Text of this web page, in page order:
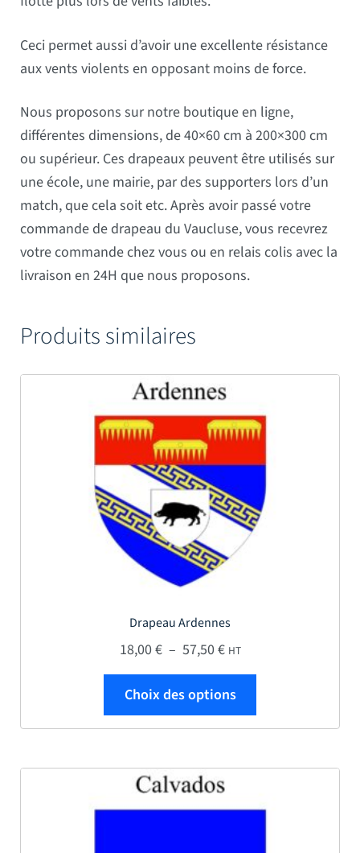
Ceci permet aussi d’avoir une excellente résistance
aux vents violents en opposant moins de force.
Nous proposons sur notre boutique en ligne,
différentes dimensions, de 40×60 cm à 200×300 cm
ou supérieur. Ces drapeaux peuvent être utilisés sur
une école, une mairie, par des supporters lors d’un
match, que cela soit etc. Après avoir passé votre
commande de drapeau du Vaucluse, vous recevrez
votre commande chez vous ou en relais colis avec la
livraison en 24H que nous proposons.
Produits similaires
Drapeau Ardennes
18,00€ – 57,50€Plage de prix : 18,00 €
HT
Choix des options